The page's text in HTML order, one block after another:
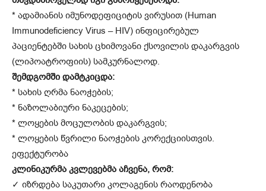
* ადამიანის იმუნოდეფიციტის ვირუსით (Human
Immunodeficiency Virus – HIV) ინფიცირებულ
პაციენტებში სახის ცხიმოვანი ქსოვილის დაკარგვის
(ლიპოატროფიის) სამკურნალოდ.
შემდგომში დამტკიცდა:
* სახის ღრმა ნაოჭების;
* ნაზოლაბიური ნაკეცების;
* ლოყების მოცულობის დაკარგვის;
* ლოყების წვრილი ნაოჭების კორექციისთვის.
ეფექტურობა
კლინიკურმა კვლევებმა აჩვენა, რომ:
✓ იზრდება საკუთარი კოლაგენის რაოდენობა